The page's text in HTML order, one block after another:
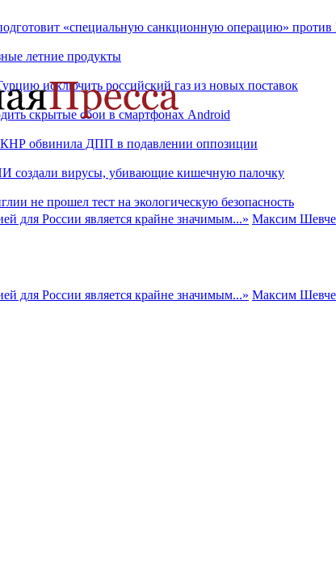
«специальную санкционную операцию» против
летние продукты
исключить российский газ из новых поставок
скрытые сбои в смартфонах Android
КНР обвинила ДПП в подавлении оппозиции
создали вирусы, убивающие кишечную палочку
не прошел тест на экологическую безопасность
для России является крайне значимым...» Максим
для России является крайне значимым...» Максим